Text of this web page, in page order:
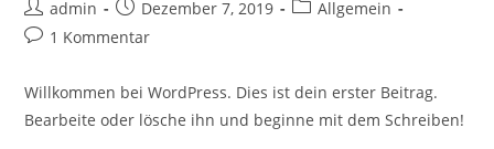
Beitrags-
Autor:
admin
Beitrag
veröffentlicht:
Dezember 7, 2019
Beitrags-
Allgemein
Beitrags-
1 Kommentar
Willkommen bei WordPress. Dies ist dein erster Beitrag.
Bearbeite oder lösche ihn und beginne mit dem Schreiben!